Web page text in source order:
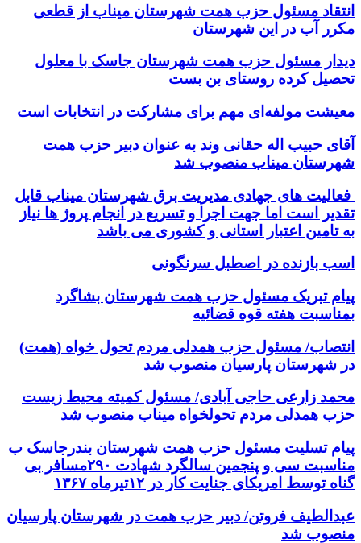
انتقاد مسئول حزب همت شهرستان میناب از قطعی
مکرر آب در این شهرستان
دیدار مسئول حزب همت شهرستان جاسک با معلول
تحصیل کرده روستای بن بست
معیشت مولفه‌ای مهم برای مشارکت در انتخابات است
آقای حبیب اله حقانی وند به عنوان دبیر حزب همت
شهرستان میناب منصوب شد
فعالیت های جهادی مدیریت برق شهرستان میناب قابل
تقدیر است اما جهت اجرا و تسریع در انجام پروژ ها نیاز
به تامین اعتبار استانی و کشوری می باشد
اسب بازنده در اصطبل سرنگونی
پیام تبریک مسئول حزب همت شهرستان بشاگرد
بمناسبت هفته قوه قضائیه
انتصاب/ مسئول حزب همدلی مردم تحول خواه (همت)
در شهرستان پارسیان منصوب شد
محمد زارعی حاجی آبادی/ مسئول کمیته محیط زیست
حزب همدلی مردم تحولخواه میناب منصوب شد
پیام تسلیت مسئول حزب همت شهرستان بندرجاسک ب
مناسبت سی و پنجمین سالگرد شهادت ۲۹۰مسافر بی
گناه توسط امریکای جنایت کار در ۱۲تیرماه ۱۳۶۷
عبدالطیف فروتن/ دبیر حزب همت در شهرستان پارسیان
منصوب شد